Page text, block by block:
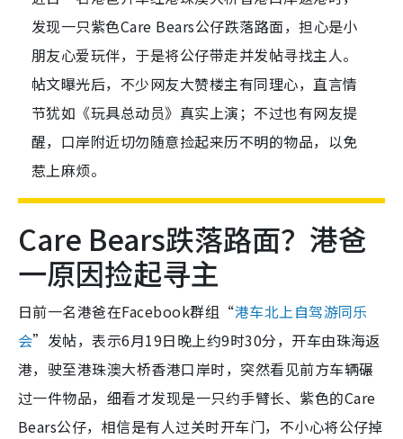
发现一只紫色Care Bears公仔跌落路面，担心是小
朋友心爱玩伴，于是将公仔带走并发帖寻找主人。
帖文曝光后，不少网友大赞楼主有同理心，直言情
节犹如《玩具总动员》真实上演；不过也有网友提
醒，口岸附近切勿随意捡起来历不明的物品，以免
惹上麻烦。
Care Bears跌落路面？港爸
一原因捡起寻主
日前一名港爸在Facebook群组“港车北上自驾游同乐
会”发帖，表示6月19日晚上约9时30分，开车由珠海返
港，驶至港珠澳大桥香港口岸时，突然看见前方车辆碾
过一件物品，细看才发现是一只约手臂长、紫色的Care
Bears公仔，相信是有人过关时开车门，不小心将公仔掉